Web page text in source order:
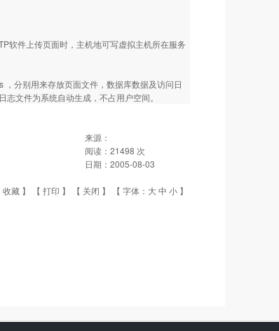
软件上传页面时，主机地可写虚拟主机所在服务
分别用来存放页面文件，数据库数据及访问日
文件为系统自动生成，不占用户空间。
来源：
阅读： 21498 次
日期： 2005-08-03
收藏 】 【 打印 】 【 关闭 】 【 字体： 大中 小 】